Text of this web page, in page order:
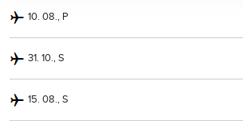
10. 08., P
31. 10., S
15. 08., S